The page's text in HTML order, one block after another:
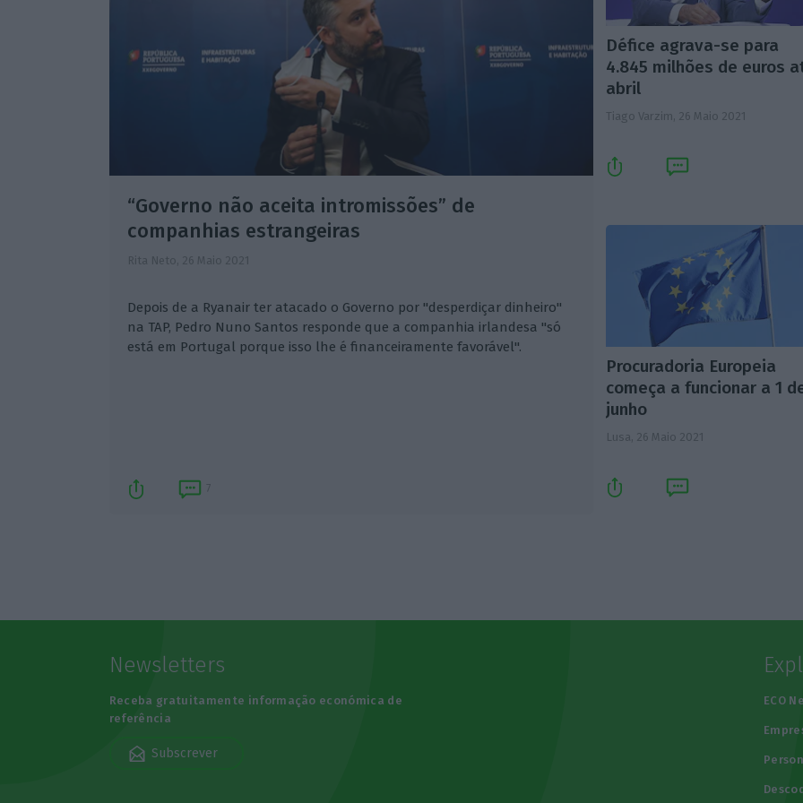
“Governo não aceita intromissões” de
companhias estrangeiras
Rita Neto, 26 Maio 2021
Depois de a Ryanair ter atacado o Governo por "desperdiçar dinheiro"
na TAP, Pedro Nuno Santos responde que a companhia irlandesa "só
está em Portugal porque isso lhe é financeiramente favorável".
7
Défice agrava-se para
4.845 milhões de euros
abril
Tiago Varzim, 26 Maio 2021
Procuradoria Europeia
começa a funcionar a 1
junho
Lusa, 26 Maio 2021
Newsletters
Receba gratuitamente informação económica de
referência
Subscrever
ECO